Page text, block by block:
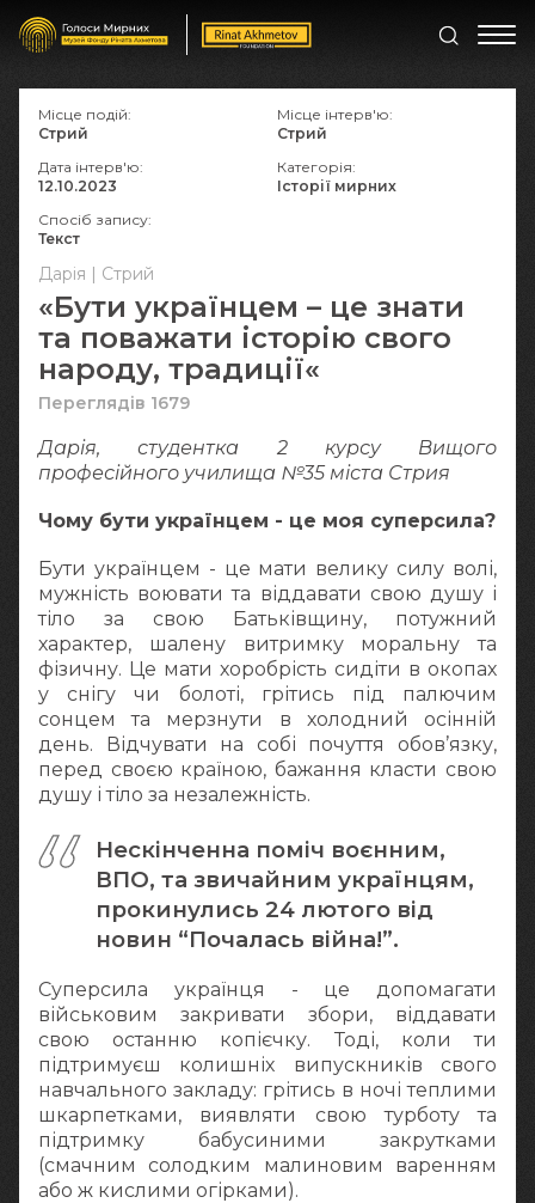
Дарія | Стрий
«Бути українцем – це знати
та поважати історію свого
народу, традиції«
Переглядів 1679
Дарія, студентка 2 курсу Вищого
професійного училища №35 міста Стрия
Чому бути українцем - це моя суперсила?
Бути українцем - це мати велику силу волі,
мужність воювати та віддавати свою душу і
тіло за свою Батьківщину, потужний
характер, шалену витримку моральну та
фізичну. Це мати хоробрість сидіти в окопах
у снігу чи болоті, грітись під палючим
сонцем та мерзнути в холодний осінній
день. Відчувати на собі почуття обов’язку,
перед своєю країною, бажання класти свою
душу і тіло за незалежність.
Нескінченна поміч воєнним,
ВПО, та звичайним українцям,
прокинулись 24 лютого від
новин “Почалась війна!”.
Суперсила українця - це допомагати
військовим закривати збори, віддавати
свою останню копієчку. Тоді, коли ти
підтримуєш колишніх випускників свого
навчального закладу: грітись в ночі теплими
шкарпетками, виявляти свою турботу та
підтримку бабусиними закрутками
(смачним солодким малиновим варенням
або ж кислими огірками).
Місце подій:
Стрий
Місце інтерв'ю:
Стрий
Дата інтерв'ю:
12.10.2023
Категорія:
Історії мирних
Спосіб запису:
Текст